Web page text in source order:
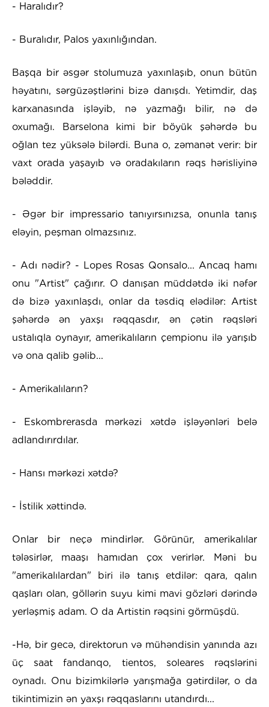
- Haralıdır?
- Buralıdır, Palos yaxınlığından.
Başqa bir əsgər stolumuza yaxınlaşıb, onun bütün
həyatını, sərgüzəştlərini bizə danışdı. Yetimdir, daş
karxanasında işləyib, nə yazmağı bilir, nə də
oxumağı. Barselona kimi bir böyük şəhərdə bu
oğlan tez yüksələ bilərdi. Buna o, zəmanət verir: bir
vaxt orada yaşayıb və oradakıların rəqs hərisliyinə
bələddir.
- Əgər bir impressario tanıyırsınızsa, onunla tanış
eləyin, peşman olmazsınız.
- Adı nədir? - Lopes Rosas Qonsalo... Ancaq hamı
onu "Artist" çağırır. O danışan müddətdə iki nəfər
də bizə yaxınlaşdı, onlar da təsdiq elədilər: Artist
şəhərdə ən yaxşı rəqqasdır, ən çətin rəqsləri
ustalıqla oynayır, amerikalıların çempionu ilə yarışıb
və ona qalib gəlib...
- Amerikalıların?
- Eskombrerasda mərkəzi xətdə işləyənləri belə
adlandırırdılar.
- Hansı mərkəzi xətdə?
- İstilik xəttində.
Onlar bir neçə mindirlər. Görünür, amerikalılar
tələsirlər, maaşı hamıdan çox verirlər. Məni bu
"amerikalılardan" biri ilə tanış etdilər: qara, qalın
qaşları olan, göllərin suyu kimi mavi gözləri dərində
yerləşmiş adam. O da Artistin rəqsini görmüşdü.
-Hə, bir gecə, direktorun və mühəndisin yanında azı
üç saat fandanqo, tientos, soleares rəqslərini
oynadı. Onu bizimkilərlə yarışmağa gətirdilər, o da
tikintimizin ən yaxşı rəqqaslarını utandırdı...